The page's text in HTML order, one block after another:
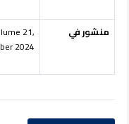
منشور في
21,
2024.